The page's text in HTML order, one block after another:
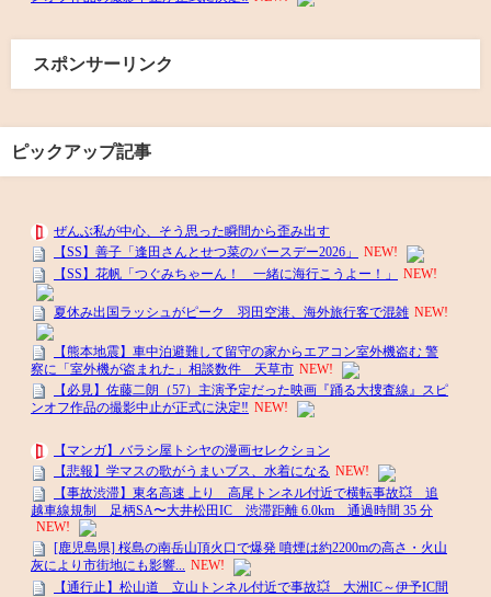
スポンサーリンク
ピックアップ記事